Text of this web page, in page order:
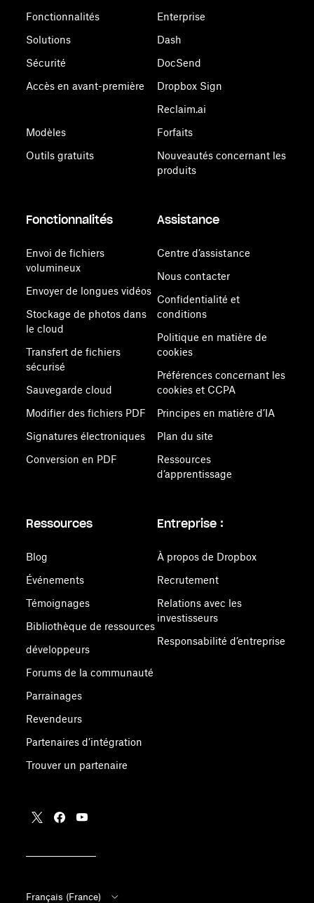
Fonctionnalités
Solutions
Sécurité
Accès en avant-première
Modèles
Outils gratuits
Enterprise
Dash
DocSend
Dropbox Sign
Reclaim.ai
Forfaits
Nouveautés concernant les
produits
Fonctionnalités
Envoi de fichiers
volumineux
Envoyer de longues vidéos
Stockage de photos dans
le cloud
Transfert de fichiers
sécurisé
Sauvegarde cloud
Modifier des fichiers PDF
Signatures électroniques
Conversion en PDF
Assistance
Centre d’assistance
Nous contacter
Confidentialité et
conditions
Politique en matière de
cookies
Préférences concernant les
cookies et CCPA
Principes en matière d’IA
Plan du site
Ressources
d’apprentissage
Ressources
Blog
Événements
Témoignages
Bibliothèque de ressources
développeurs
Forums de la communauté
Parrainages
Revendeurs
Partenaires d’intégration
Trouver un partenaire
Entreprise :
À propos de Dropbox
Recrutement
Relations avec les
investisseurs
Responsabilité d’entreprise
Français (France)